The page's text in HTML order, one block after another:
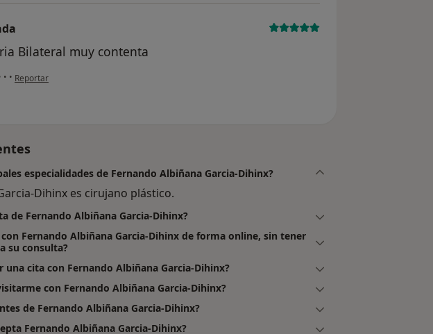
Bilateral muy contenta
• • en opinión del usuario Cuenta eliminada
Reportar
especialidades de Fernando Albiñana Garcia-Dihinx?
Dihinx es cirujano plástico.
de Fernando Albiñana Garcia-Dihinx?
Fernando Albiñana Garcia-Dihinx de forma online, sin tener
su consulta?
una cita con Fernando Albiñana Garcia-Dihinx?
con Fernando Albiñana Garcia-Dihinx?
de Fernando Albiñana Garcia-Dihinx?
Fernando Albiñana Garcia-Dihinx?